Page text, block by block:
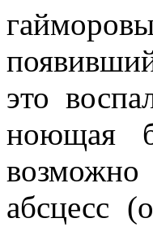
это
ноющая
абсцесс